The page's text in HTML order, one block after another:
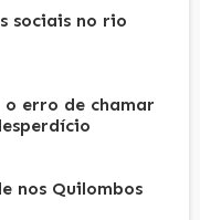
sociais no rio
o erro de chamar
nos Quilombos